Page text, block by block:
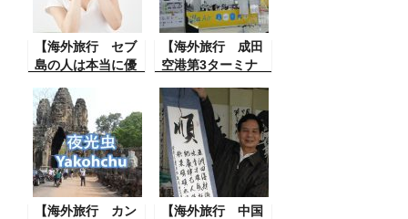
いゴルフ場でし
た。
ね。この風景には
圧倒されます。
【海外旅行 セブ
島の人は本当に優
るお店の前でスマ
ートフォンを置き
忘れてしまった。
途中で気が付いて
U ターンをして行
ったのです
が・・・
【海外旅行 成田
空港第3ターミナ
空を利用してみ
た。それは成田の
第3ターミナルから
でるのだ。
【海外旅行 カン
【海外旅行 中国